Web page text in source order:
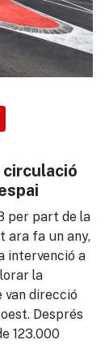
circulació
per part de la
ara fa un any,
intervenció a
la
van direcció
Després
123.000